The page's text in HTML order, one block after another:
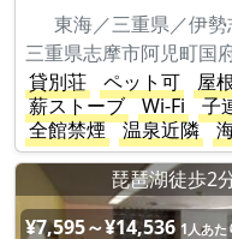
東海／三重県／伊
三重県志摩市阿児町国
貸別荘
ペット可 屋
薪ストーブ
Wi-Fi 子
全館禁煙
温泉近隣
琵琶湖徒歩2
¥7,595～¥14,536 1人あた